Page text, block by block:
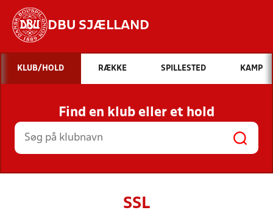
DBU SJÆLLAND
Hvad vil du søge efter?
INDHOLD OG NYHEDER
STILLINGER, RESULTATER, KLUBBER OG
HOLD
KLUB/HOLD RÆKKE SPILLESTED KAMP
Find en klub eller et hold
SSL